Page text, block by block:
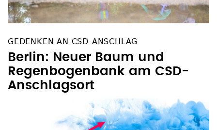
GEDENKEN AN CSD-ANSCHLAG
Berlin: Neuer Baum und
Regenbogenbank am CSD-
Anschlagsort